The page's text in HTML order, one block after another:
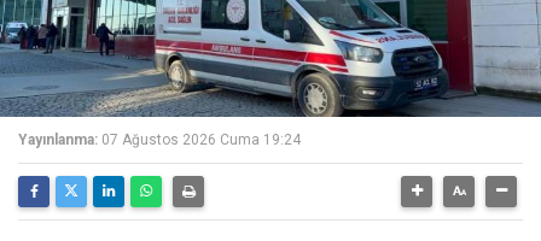
Yayınlanma: 07 Ağustos 2026 Cuma 19:24